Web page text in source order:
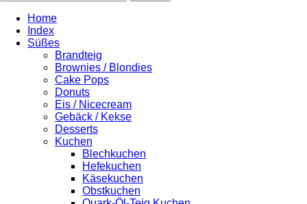
Home
Index
Süßes
Brandteig
Brownies / Blondies
Cake Pops
Donuts
Eis / Nicecream
Gebäck / Kekse
Desserts
Kuchen
Blechkuchen
Hefekuchen
Käsekuchen
Obstkuchen